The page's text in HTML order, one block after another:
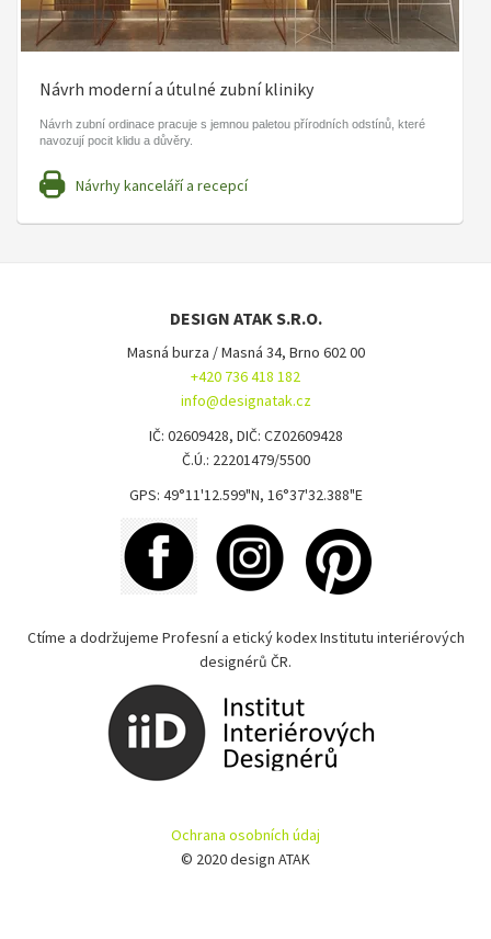
Návrh moderní a útulné zubní kliniky
Návrh zubní ordinace pracuje s jemnou paletou přírodních odstínů, které
navozují pocit klidu a důvěry.
Návrhy kanceláří a recepcí
DESIGN ATAK S.R.O.
Masná burza / Masná 34, Brno 602 00
+420 736 418 182
info@designatak.cz
IČ: 02609428, DIČ: CZ02609428
Č.Ú.: 22201479/5500
GPS: 49°11'12.599"N, 16°37'32.388"E
Ctíme a dodržujeme Profesní a etický kodex Institutu interiérových
designérů ČR.
Ochrana osobních údaj
© 2020 design ATAK